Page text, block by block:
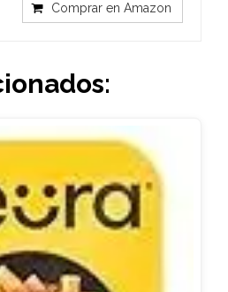
Comprar en Amazon